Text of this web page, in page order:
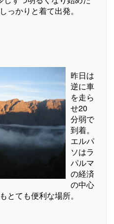
っかりと着て出発。
昨日は
逆に車
を走ら
せ20
分弱で
到着。
エルパ
ソはラ
パルマ
の経済
の中心
とても便利な場所。